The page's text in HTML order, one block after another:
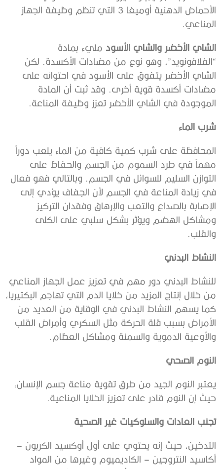
الأحماض الدهنية أوميغا 3 التي تنظم وظيفة الجهاز
المناعي.
الشاي الأخضر والشاي الأسود مليء بمادة
“الفلافونويد”، وهو نوع من مضادات الأكسدة. لكن
الشاي الأخضر يتفوق على الأسود في احتوائه على
مضادات أكسدة قوية أخرى. وقد ثبت أن المادة
الموجودة في الشاي الأخضر تعزز وظيفة المناعة.
شرب الماء
المحافظة على شرب كمية كافية من الماء يلعب دوراً
مهماً في طرد السموم من الجسم والحفاظ على
التوازن السليم للسوائل في الجسم. وبالتالي فهو فعال
في زيادة المناعة في الجسم لأن الجفاف يؤدي إلى
الإصابة بالصداع والتعب والإرهاق وفقدان التركيز
ومشاكل الهضم ويؤثر بشكل سلبي على الكلى
والقلب.
النشاط البدني
للنشاط البدني دور مهم في تعزيز عمل الجهاز المناعي
من خلال إنتاج المزيد من خلايا الدم التي تهاجم البكتيريا،
كما يسهم النشاط البدني في الوقاية من العديد من
الأمراض بسبب قلة الحركة مثل السكري وأمراض القلب
والأوعية الدموية والسمنة ومشاكل العظام.
النوم الصحي
يعتبر النوم الجيد من طرق تقوية مناعة جسم الإنسان،
حيث إن النوم قادر على تعزيز الخلايا المناعية.
تجنب العادات والسلوكيات غير الصحية
التدخين، حيث إنه يحتوي على أول أوكسيد الكربون –
أكاسيد النتروجين – الكاديميوم وغيرها من المواد